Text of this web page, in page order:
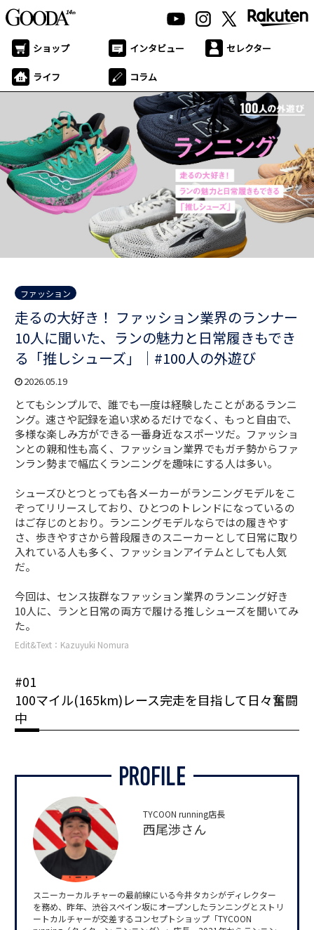
ショップ インタビュー セレクター
ライフ コラム
ファッション
走るの大好き！ ファッション業界のランナー
10人に聞いた、ランの魅力と日常履きもでき
る「推しシューズ」｜#100人の外遊び
2026.05.19
とてもシンプルで、誰でも一度は経験したことがあるランニ
ング。速さや記録を追い求めるだけでなく、もっと自由で、
多様な楽しみ方ができる一番身近なスポーツだ。ファッショ
ンとの親和性も高く、ファッション業界でもガチ勢からファ
ンラン勢まで幅広くランニングを趣味にする人は多い。
シューズひとつとっても各メーカーがランニングモデルをこ
ぞってリリースしており、ひとつのトレンドになっているの
はご存じのとおり。ランニングモデルならではの履きやす
さ、歩きやすさから普段履きのスニーカーとして日常に取り
入れている人も多く、ファッションアイテムとしても人気
だ。
今回は、センス抜群なファッション業界のランニング好き
10人に、ランと日常の両方で履ける推しシューズを聞いてみ
た。
Edit&Text：Kazuyuki Nomura
#01
100マイル(165km)レース完走を目指して日々奮闘
中
TYCOON running店長
西尾渉さん
スニーカーカルチャーの最前線にいる今井タカシがディレクター
を務め、昨年、渋谷スペイン坂にオープンしたランニングとストリ
ートカルチャーが交差するコンセプトショップ「TYCOON